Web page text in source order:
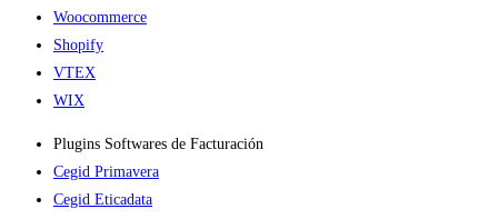
Woocommerce
Shopify
VTEX
WIX
Plugins Softwares de Facturación
Cegid Primavera
Cegid Eticadata